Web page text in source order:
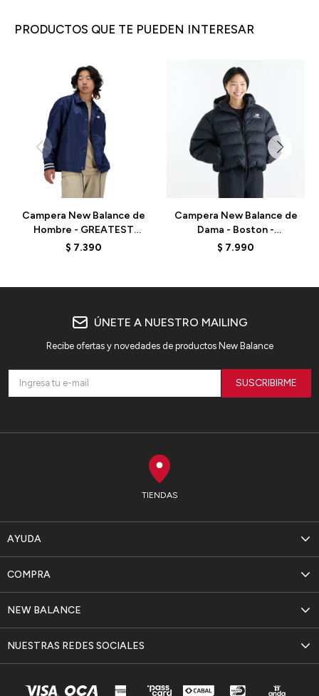
PRODUCTOS QUE TE PUEDEN INTERESAR
Campera New Balance de
Hombre - GREATEST
HITS - MJ41553NNY -
$ 7.390
Campera New Balance de
Dama - Boston -
WJ62V5SNBK - BLACK
$ 7.990
TIENDAS
AYUDA
NEW BALANCE
COMPRA
NUESTRAS REDES SOCIALES
ÚNETE A NUESTRO MAILING
Recibe ofertas y novedades de productos New Balance
SUSCRIBIRME